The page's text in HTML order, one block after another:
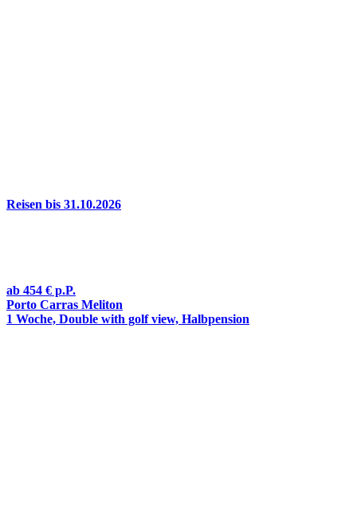
Reisen bis 31.10.2026
ab 454 € p.P.
Porto Carras Meliton
1 Woche, Double with golf view, Halbpension